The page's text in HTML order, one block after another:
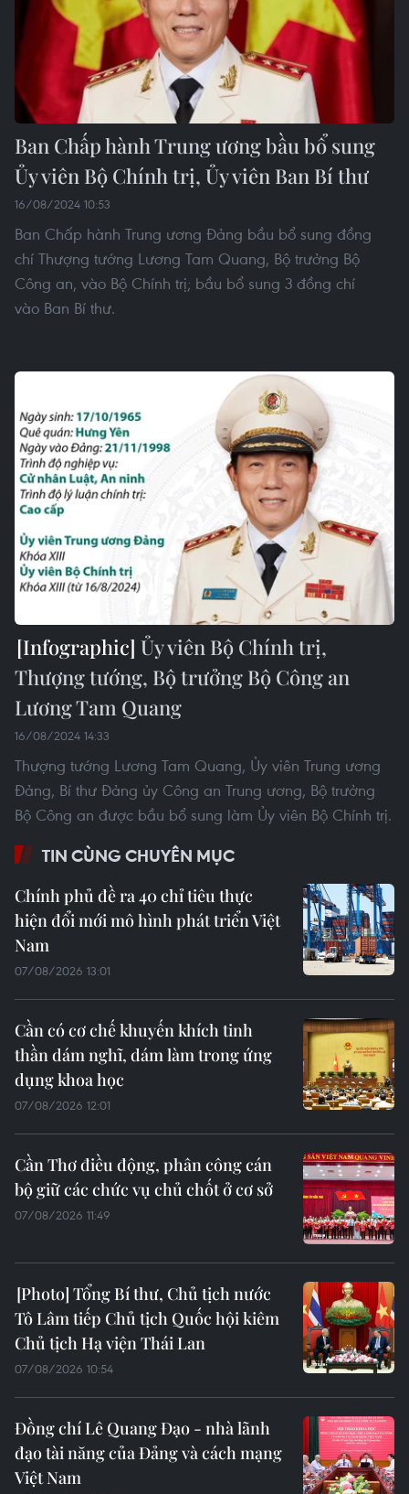
Ban Chấp hành Trung ương bầu bổ sung
Ủy viên Bộ Chính trị, Ủy viên Ban Bí thư
16/08/2024 10:53
Ban Chấp hành Trung ương Đảng bầu bổ sung đồng
chí Thượng tướng Lương Tam Quang, Bộ trưởng Bộ
Công an, vào Bộ Chính trị; bầu bổ sung 3 đồng chí
vào Ban Bí thư.
Ủy viên Bộ Chính trị,
Thượng tướng, Bộ trưởng Bộ Công an
Lương Tam Quang
16/08/2024 14:33
Thượng tướng Lương Tam Quang, Ủy viên Trung ương
Đảng, Bí thư Đảng ủy Công an Trung ương, Bộ trưởng
Bộ Công an được bầu bổ sung làm Ủy viên Bộ Chính trị.
TIN CÙNG CHUYÊN MỤC
Chính phủ đề ra 40 chỉ tiêu thực
hiện đổi mới mô hình phát triển Việt
Nam
07/08/2026 13:01
Cần có cơ chế khuyến khích tinh
thần dám nghĩ, dám làm trong ứng
dụng khoa học
07/08/2026 12:01
Cần Thơ điều động, phân công cán
bộ giữ các chức vụ chủ chốt ở cơ sở
07/08/2026 11:49
Tổng Bí thư, Chủ tịch nước
Tô Lâm tiếp Chủ tịch Quốc hội kiêm
Chủ tịch Hạ viện Thái Lan
07/08/2026 10:54
Đồng chí Lê Quang Đạo - nhà lãnh
đạo tài năng của Đảng và cách mạng
Việt Nam